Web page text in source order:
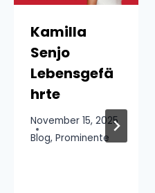
Kamilla
Senjo
Lebensgefä
hrte
November 15, 2025
Blog, Prominente